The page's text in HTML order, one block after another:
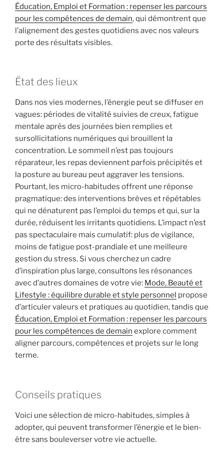
Éducation, Emploi et Formation : repenser les parcours
pour les compétences de demain, qui démontrent que
l’alignement des gestes quotidiens avec nos valeurs
porte des résultats visibles.
État des lieux
Dans nos vies modernes, l’énergie peut se diffuser en
vagues: périodes de vitalité suivies de creux, fatigue
mentale après des journées bien remplies et
sursollicitations numériques qui brouillent la
concentration. Le sommeil n’est pas toujours
réparateur, les repas deviennent parfois précipités et
la posture au bureau peut aggraver les tensions.
Pourtant, les micro-habitudes offrent une réponse
pragmatique: des interventions brèves et répétables
qui ne dénaturent pas l’emploi du temps et qui, sur la
durée, réduisent les irritants quotidiens. L’impact n’est
pas spectaculaire mais cumulatif: plus de vigilance,
moins de fatigue post-prandiale et une meilleure
gestion du stress. Si vous cherchez un cadre
d’inspiration plus large, consultons les résonances
avec d’autres domaines de votre vie: Mode, Beauté et
Lifestyle : équilibre durable et style personnel propose
d’articuler valeurs et pratiques au quotidien, tandis que
Éducation, Emploi et Formation : repenser les parcours
pour les compétences de demain explore comment
aligner parcours, compétences et projets sur le long
terme.
Conseils pratiques
Voici une sélection de micro-habitudes, simples à
adopter, qui peuvent transformer l’énergie et le bien-
être sans bouleverser votre vie actuelle.